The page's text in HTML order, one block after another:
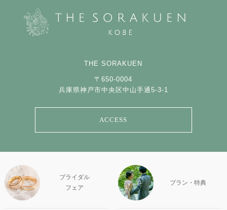
THE SORAKUEN
〒650-0004
兵庫県神戸市中央区中山手通5-3-1
ACCESS
ブライダル
フェア
プラン・特典